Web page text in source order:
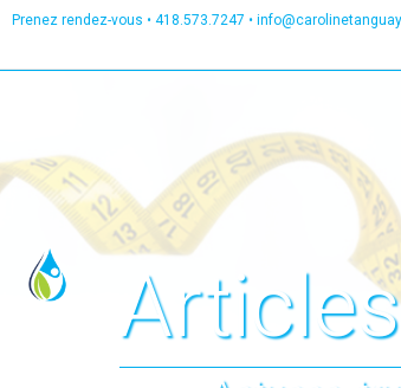
Prenez rendez-vous • 418.573.7247 •
Articles